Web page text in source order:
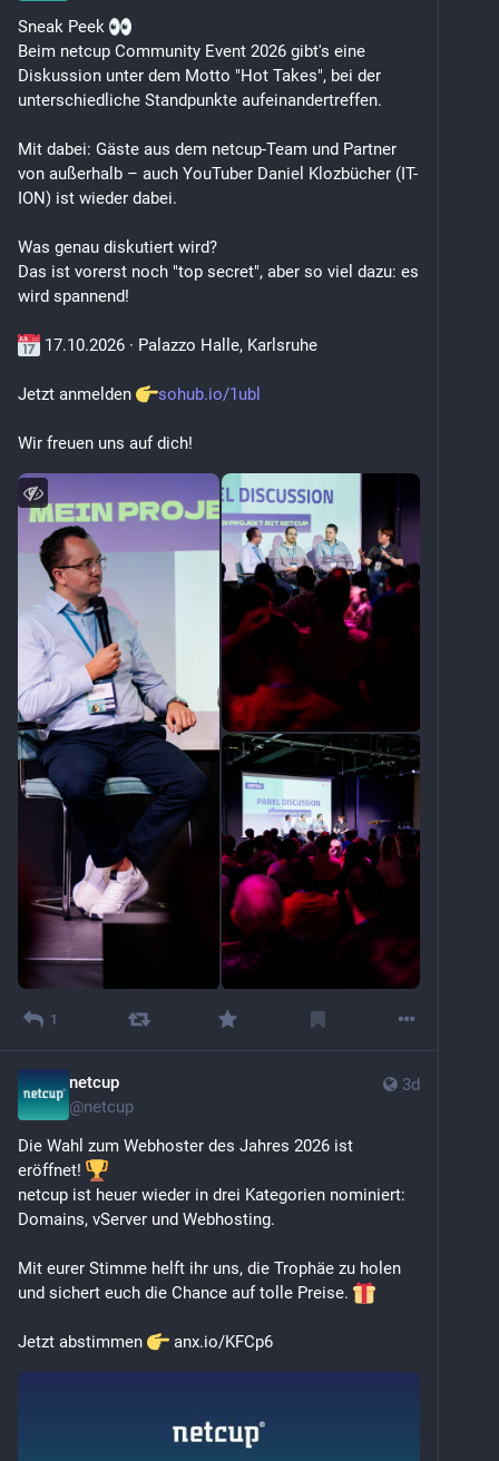
Sneak Peek
Beim netcup Community Event 2026 gibt's eine
Diskussion unter dem Motto "Hot Takes", bei der
unterschiedliche Standpunkte aufeinandertreffen.
Mit dabei: Gäste aus dem netcup-Team und Partner
von außerhalb – auch YouTuber Daniel Klozbücher (IT-
ION) ist wieder dabei.
Was genau diskutiert wird?
Das ist vorerst noch "top secret", aber so viel dazu: es
wird spannend!
17.10.2026 · Palazzo Halle, Karlsruhe
Jetzt anmelden sohub.io/1ubl
Wir freuen uns auf dich!
1
3d
netcup
@netcup
Die Wahl zum Webhoster des Jahres 2026 ist
eröffnet!
netcup ist heuer wieder in drei Kategorien nominiert:
Domains, vServer und Webhosting.
Mit eurer Stimme helft ihr uns, die Trophäe zu holen
und sichert euch die Chance auf tolle Preise.
Jetzt abstimmen anx.io/KFCp6